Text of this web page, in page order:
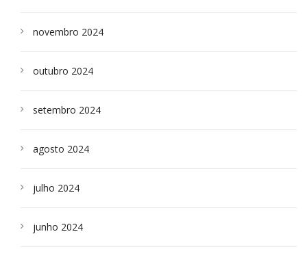
novembro 2024
outubro 2024
setembro 2024
agosto 2024
julho 2024
junho 2024